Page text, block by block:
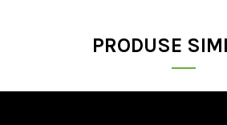
PRODUSE